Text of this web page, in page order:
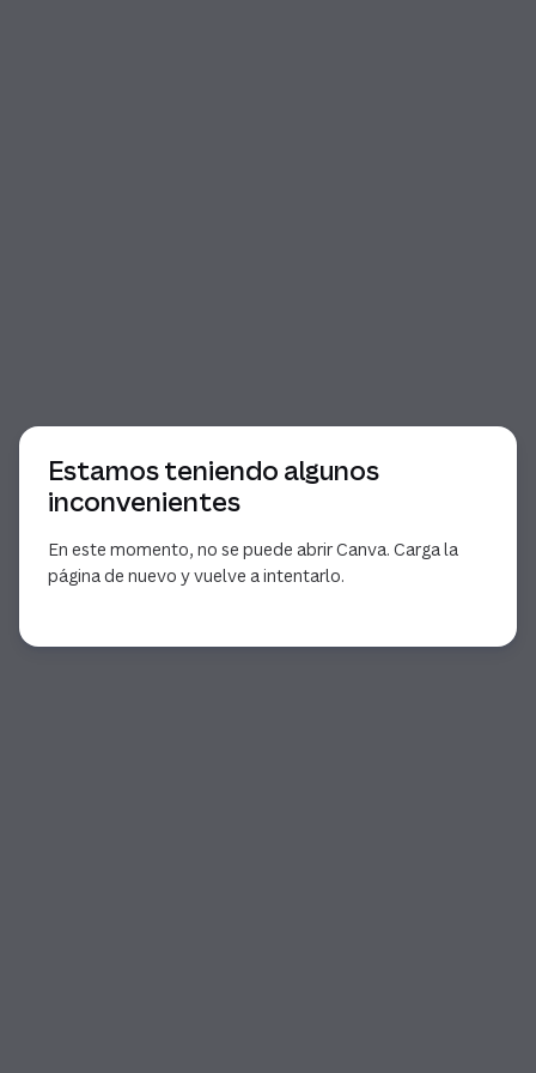
Estamos teniendo algunos
inconvenientes
En este momento, no se puede abrir Canva. Carga la
página de nuevo y vuelve a intentarlo.